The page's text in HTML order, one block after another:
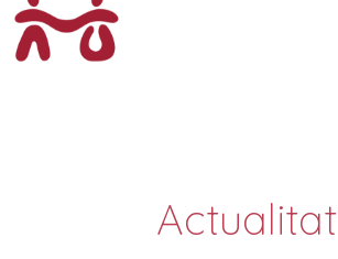
Actualitat